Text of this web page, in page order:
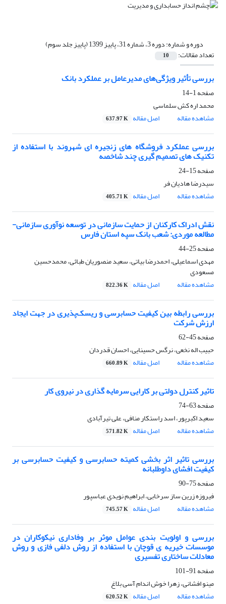
دوره و شماره:دوره 3، شماره 31، پاییز 1399 (پاییز جلد سوم)
تعداد مقالات: 10
بررسی تأثیر ویژگی‌های مدیرعامل بر عملکرد بانک
صفحه1-14
محمد اره کش سلماسی
مشاهده مقاله
اصل مقاله 637.97 K
بررسی عملکرد فروشگاه های زنجیره ای شهروند با استفاده از
تکنیک های تصمیم گیری چند شاخصه
صفحه15-24
سیدرضا هادیان فر
مشاهده مقاله
اصل مقاله 405.71 K
نقش ادراک کارکنان از حمایت سازمانی در توسعه نوآوری سازمانی-
مطالعه موردی: شعب بانک سپه استان فارس
صفحه25-44
مهدی اسماعیلی، احمدرضا بیاتی، سعید منصوریان طبائی، محمدحسین
مسعودی
مشاهده مقاله
اصل مقاله 822.36 K
بررسی رابطه بین کیفیت حسابرسی و ریسک‌پذیری در جهت ایجاد
ارزش شرکت
صفحه45-62
حبیب اله نخعی، نرگس حسینایی، احسان قدردان
مشاهده مقاله
اصل مقاله 660.89 K
تاثیر کنترل دولتی بر کارایی سرمایه گذاری در نیروی کار
صفحه63-74
سعید اکبرپور، اسد راستکار منافی، علی تیرآبادی
مشاهده مقاله
اصل مقاله 571.82 K
بررسی تاثیر اثر بخشی کمیته حسابرسی و کیفیت حسابرسی بر
کیفیت افشای داوطلبانه
صفحه75-90
فیروزه زرین ساز سرخابی، ابراهیم نویدی عباسپور
مشاهده مقاله
اصل مقاله 745.57 K
بررسی و اولویت بندی عوامل موثر بر وفاداری نیکوکاران در
موسسات خیریه ی قوچان با استفاده از روش دلفی فازی و روش
معادلات ساختاری تفسیری
صفحه91-101
مینو افشانی، زهرا خوش اندام آسی بلاغ
مشاهده مقاله
اصل مقاله 620.52 K